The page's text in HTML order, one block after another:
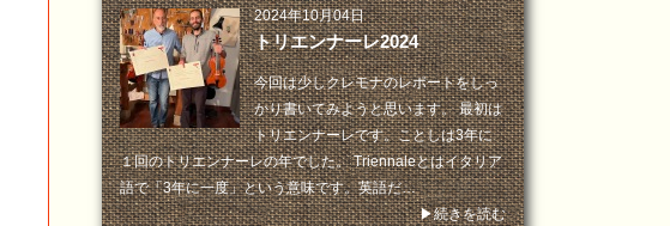
2024年10月04日
トリエンナーレ2024
今回は少しクレモナのレポートをしっ
かり書いてみようと思います。 最初は
トリエンナーレです。ことしは3年に
１回のトリエンナーレの年でした。 Triennaleとはイタリア
語で「3年に一度」という意味です。英語だ…
▶続きを読む